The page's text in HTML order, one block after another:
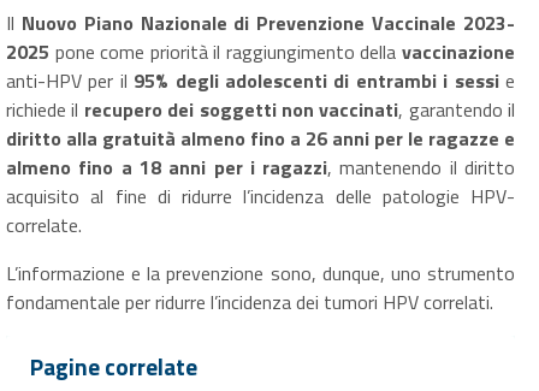
Il Nuovo Piano Nazionale di Prevenzione Vaccinale 2023-
2025 pone come priorità il raggiungimento della vaccinazione
anti-HPV per il 95% degli adolescenti di entrambi i sessie
richiede il recupero dei soggetti non vaccinati, garantendo il
diritto alla gratuità almeno fino a 26 anni per le ragazze e
almeno fino a 18 anni per i ragazzi, mantenendo il diritto
acquisito al fine di ridurre l’incidenza delle patologie HPV-
correlate.
L’informazione e la prevenzione sono, dunque, uno strumento
fondamentale per ridurre l’incidenza dei tumori HPV correlati.
Pagine correlate